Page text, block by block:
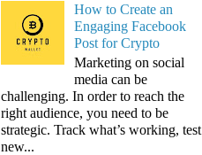
How to Create an
Engaging Facebook
Post for Crypto
Marketing on social
media can be
challenging. In order to reach the
right audience, you need to be
strategic. Track what’s working, test
new...